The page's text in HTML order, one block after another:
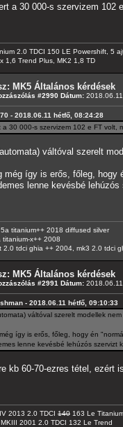
a 30 000-s szervizem 102
2.0 TDCI 150 LE Powershift, 5
1,6 Trend Plus, MK2 1,8 TD
MK5 Általános kérdések
#2990 Dátum:
- 2018.06.11 hétfő, 08:24:28
a 30 000-s szervizem 102 e FT
váltóval szerelt
még így is erős, főleg,
lenne kevésbé
titanium++ 2018 diffused silver
x++ 2008
2.0 tdci ghia ++ 2004, mk3 2.0 tdci
MK5 Általános kérdések
#2991 Dátum:
- 2018.06.11 hétfő, 09:10:33
váltóval szerelt modellek
így is erős, főleg, hogy én
lenne kevésbé lehúzós szervizt
kb 60-70-ezres tétel, ezért
2013 2.0 TDCI 140 163 Le
2001 2.0 TDCI 132 Le Trend